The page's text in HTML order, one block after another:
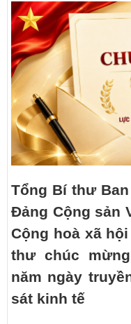
Tổng Bí thư
Đảng Cộng sản
Cộng hoà xã
thư chúc
năm ngày
sát kinh tế